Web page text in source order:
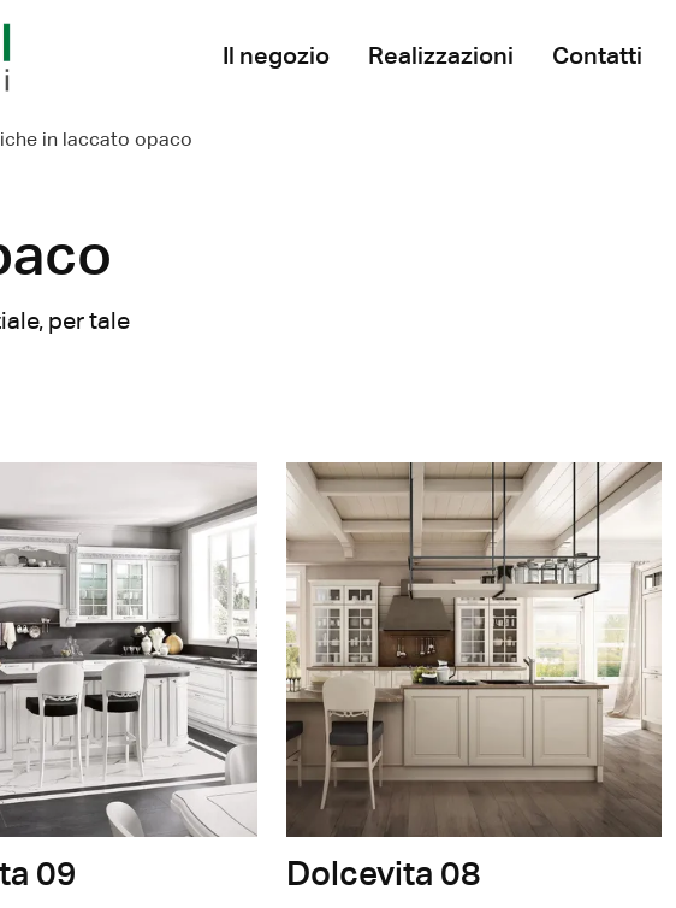
Il negozio Realizzazioni Contatti
in laccato opaco
per tale
09 Dolcevita 08